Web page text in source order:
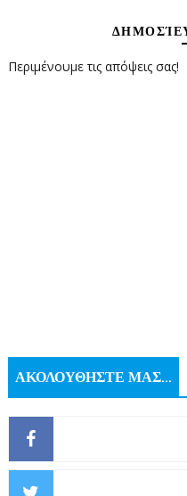
Περιμένουμε τις απόψεις σας!
ΑΚΟΛΟΥΘΗΣΤΕ ΜΑΣ...